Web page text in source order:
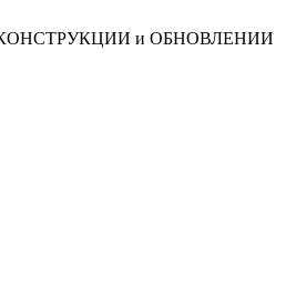
и ОБНОВЛЕНИИ